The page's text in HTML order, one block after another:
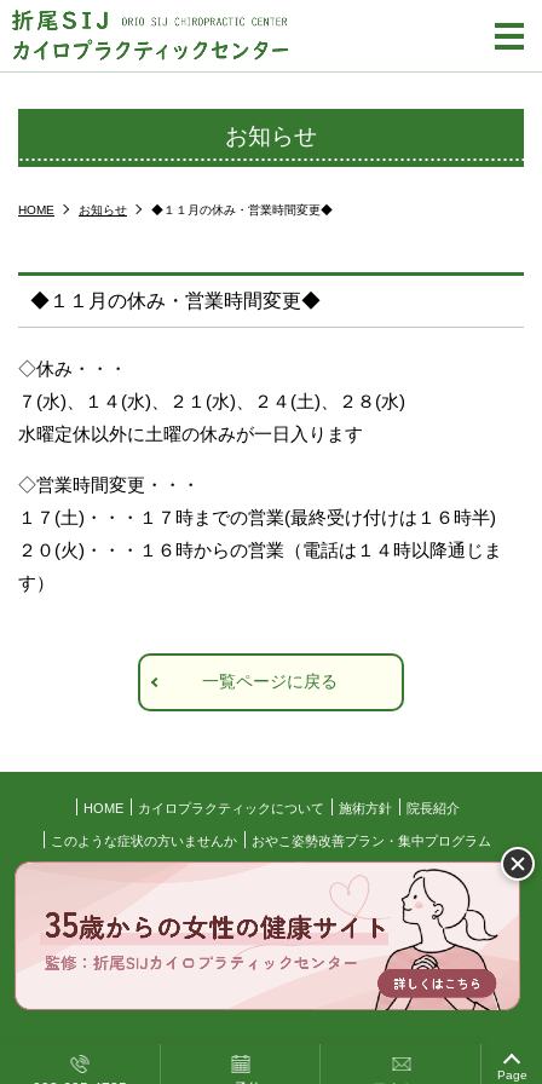
お知らせ
HOME お知らせ ◆１１月の休み・営業時間変更◆
◆１１月の休み・営業時間変更◆
◇休み・・・
７(水)、１４(水)、２１(水)、２４(土)、２８(水)
水曜定休以外に土曜の休みが一日入ります
◇営業時間変更・・・
１７(土)・・・１７時までの営業(最終受け付けは１６時半)
２０(火)・・・１６時からの営業（電話は１４時以降通じま
す）
一覧ページに戻る
Page
HOME カイロプラクティックについて 施術方針 院長紹介
このような症状の方いませんか おやこ姿勢改善プラン・集中プログラム
施術の流れ 料金について
お知らせ ブログ サイトマップ
© 折尾SIJカイロプラクティックセンター All Right Reserved.